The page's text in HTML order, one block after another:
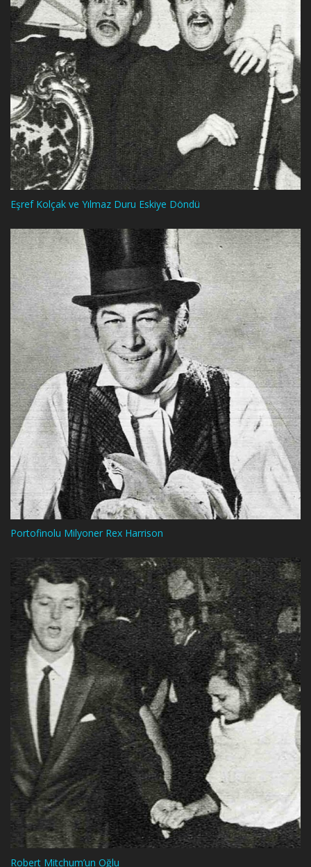
Eşref Kolçak ve Yılmaz Duru Eskiye Döndü
Portofinolu Milyoner Rex Harrison
Robert Mitchum’un Oğlu